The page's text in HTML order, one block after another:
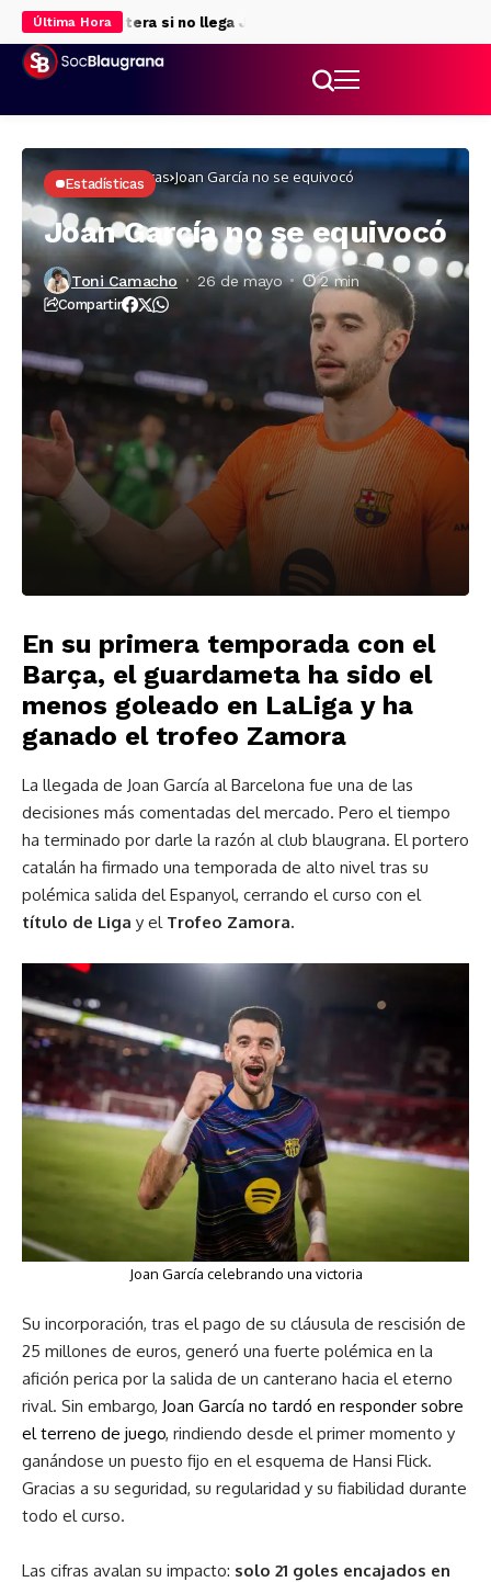
Última Hora
la delantera si no llega Julián Álvarez
Inicio Estadísticas Joan García no se equivocó
Estadísticas
Joan García no se equivocó
Toni Camacho 26 de mayo 2 min
Compartir
En su primera temporada con el
Barça, el guardameta ha sido el
menos goleado en LaLiga y ha
ganado el trofeo Zamora
La llegada de Joan García al Barcelona fue una de las
decisiones más comentadas del mercado. Pero el tiempo
ha terminado por darle la razón al club blaugrana. El portero
catalán ha firmado una temporada de alto nivel tras su
polémica salida del Espanyol, cerrando el curso con el
título de Liga y el Trofeo Zamora.
Joan García celebrando una victoria
Su incorporación, tras el pago de su cláusula de rescisión de
25 millones de euros, generó una fuerte polémica en la
afición perica por la salida de un canterano hacia el eterno
rival. Sin embargo, Joan García no tardó en responder sobre
el terreno de juego, rindiendo desde el primer momento y
ganándose un puesto fijo en el esquema de Hansi Flick.
Gracias a su seguridad, su regularidad y su fiabilidad durante
todo el curso.
Las cifras avalan su impacto: solo 21 goles encajados en